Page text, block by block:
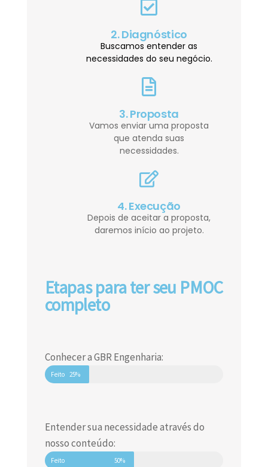
2. Diagnóstico
Buscamos entender as
necessidades do seu negócio.
3. Proposta
Vamos enviar uma proposta
que atenda suas
necessidades.
4. Execução
Depois de aceitar a proposta,
daremos início ao projeto.
Etapas para ter seu PMOC
completo
Conhecer a GBR Engenharia:
Feito 25%
Entender sua necessidade através do
nosso conteúdo:
Feito 50%